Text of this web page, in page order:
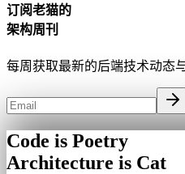
订阅老猫的
架构周刊
每周获取最新的后端技术动态
Code is Poetry
Architecture is Cat